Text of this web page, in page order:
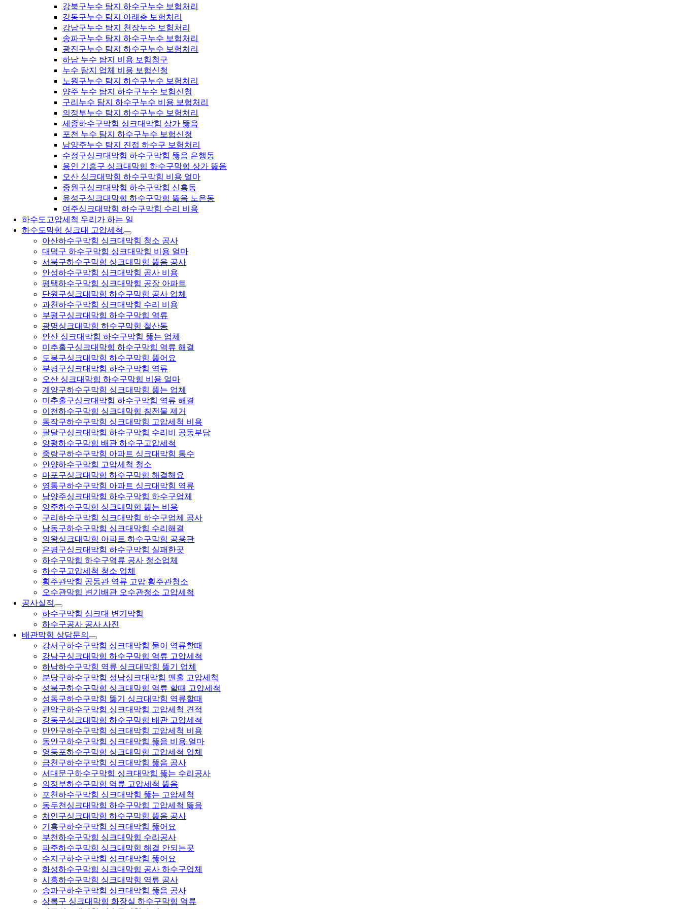
강북구누수 탐지 하수구누수 보험처리
강동구누수 탐지 아래층 보험처리
강남구누수 탐지 천장누수 보험처리
송파구누수 탐지 하수구누수 보험처리
광진구누수 탐지 하수구누수 보험처리
하남 누수 탐지 비용 보험청구
누수 탐지 업체 비용 보험신청
노원구누수 탐지 하수구누수 보험처리
양주 누수 탐지 하수구누수 보험신청
구리누수 탐지 하수구누수 비용 보험처리
의정부누수 탐지 하수구누수 보험처리
세종하수구막힘 싱크대막힘 상가 뚫음
포천 누수 탐지 하수구누수 보험신청
남양주누수 탐지 진접 하수구 보험처리
수정구싱크대막힘 하수구막힘 뚫음 은행동
용인 기흥구 싱크대막힘 하수구막힘 상가 뚫음
오산 싱크대막힘 하수구막힘 비용 얼마
중원구싱크대막힘 하수구막힘 신흥동
유성구싱크대막힘 하수구막힘 뚫음 노은동
여주싱크대막힘 하수구막힘 수리 비용
하수도고압세척 우리가 하는 일
하수도막힘 싱크대 고압세척
아산하수구막힘 싱크대막힘 청소 공사
대덕구 하수구막힘 싱크대막힘 비용 얼마
서북구하수구막힘 싱크대막힘 뚫음 공사
안성하수구막힘 싱크대막힘 공사 비용
평택하수구막힘 싱크대막힘 공장 아파트
단원구싱크대막힘 하수구막힘 공사 업체
과천하수구막힘 싱크대막힘 수리 비용
부평구싱크대막힘 하수구막힘 역류
광명싱크대막힘 하수구막힘 철산동
안산 싱크대막힘 하수구막힘 뚫는 업체
미추홀구싱크대막힘 하수구막힘 역류 해결
도봉구싱크대막힘 하수구막힘 뚫어요
부평구싱크대막힘 하수구막힘 역류
오산 싱크대막힘 하수구막힘 비용 얼마
계양구하수구막힘 싱크대막힘 뚫는 업체
미추홀구싱크대막힘 하수구막힘 역류 해결
이천하수구막힘 싱크대막힘 침전물 제거
동작구하수구막힘 싱크대막힘 고압세척 비용
팔달구싱크대막힘 하수구막힘 수리비 공동부담
양평하수구막힘 배관 하수구고압세척
중랑구하수구막힘 아파트 싱크대막힘 통수
안양하수구막힘 고압세척 청소
마포구싱크대막힘 하수구막힘 해결해요
영통구하수구막힘 아파트 싱크대막힘 역류
남양주싱크대막힘 하수구막힘 하수구업체
양주하수구막힘 싱크대막힘 뚫는 비용
구리하수구막힘 싱크대막힘 하수구업체 공사
남동구하수구막힘 싱크대막힘 수리해결
의왕싱크대막힘 아파트 하수구막힘 공용관
은평구싱크대막힘 하수구막힘 실패한곳
하수구막힘 하수구역류 공사 청소업체
하수구고압세척 청소 업체
횡주관막힘 공동관 역류 고압 횡주관청소
오수관막힘 변기배관 오수관청소 고압세척
공사실적
하수구막힘 싱크대 변기막힘
하수구공사 공사 사진
배관막힘 상담문의
강서구하수구막힘 싱크대막힘 물이 역류할때
강남구싱크대막힘 하수구막힘 역류 고압세척
하남하수구막힘 역류 싱크대막힘 뚫기 업체
분당구하수구막힘 성남싱크대막힘 맨홀 고압세척
성북구하수구막힘 싱크대막힘 역류 할때 고압세척
성동구하수구막힘 뚫기 싱크대막힘 역류할때
관악구하수구막힘 싱크대막힘 고압세척 견적
강동구싱크대막힘 하수구막힘 배관 고압세척
만안구하수구막힘 싱크대막힘 고압세척 비용
동안구하수구막힘 싱크대막힘 뚫음 비용 얼마
영등포하수구막힘 싱크대막힘 고압세척 업체
금천구하수구막힘 싱크대막힘 뚫음 공사
서대문구하수구막힘 싱크대막힘 뚫는 수리공사
의정부하수구막힘 역류 고압세척 뚫음
포천하수구막힘 싱크대막힘 뚫는 고압세척
동두천싱크대막힘 하수구막힘 고압세척 뚫음
처인구싱크대막힘 하수구막힘 뚫음 공사
기흥구하수구막힘 싱크대막힘 뚫어요
부천하수구막힘 싱크대막힘 수리공사
파주하수구막힘 싱크대막힘 해결 안되는곳
수지구하수구막힘 싱크대막힘 뚫어요
화성하수구막힘 싱크대막힘 공사 하수구업체
시흥하수구막힘 싱크대막힘 역류 공사
송파구하수구막힘 싱크대막힘 뚫음 공사
상록구 싱크대막힘 화장실 하수구막힘 역류